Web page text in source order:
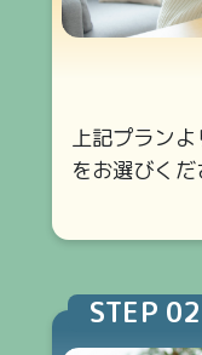
上記プラン
をお選びくだ
STEP 02